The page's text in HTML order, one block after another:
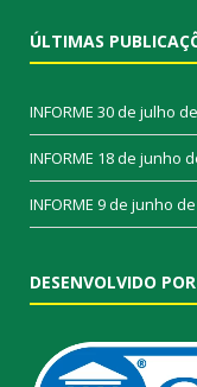
ÚLTIMAS
INFORME 30 de julho
INFORME 18 de junho
INFORME 9 de junho
DESENVOLVIDO